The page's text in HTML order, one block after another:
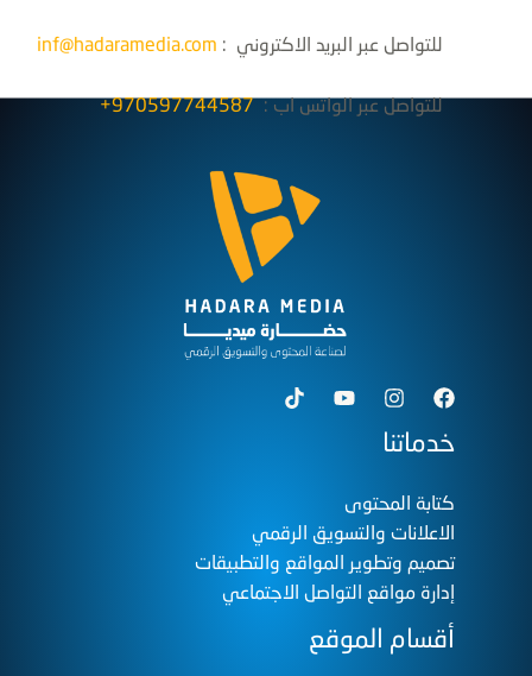
للتواصل عبر البريد الاكتروني : inf@hadaramedia.com
للتواصل عبر الواتس اب :970597744587+
خدماتنا
كتابة المحتوى
الاعلانات والتسويق الرقمي
تصميم وتطوير المواقع والتطبيقات
إدارة مواقع التواصل الاجتماعي
أقسام الموقع